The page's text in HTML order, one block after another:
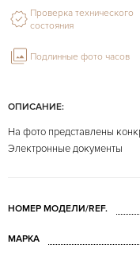
ОПИСАНИЕ:
На фото представлены
Электронные документы
НОМЕР МОДЕЛИ/REF.
МАРКА
Проверка технического
состояния
Подлинные фото часов